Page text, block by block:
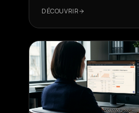
DÉCOUVRIR